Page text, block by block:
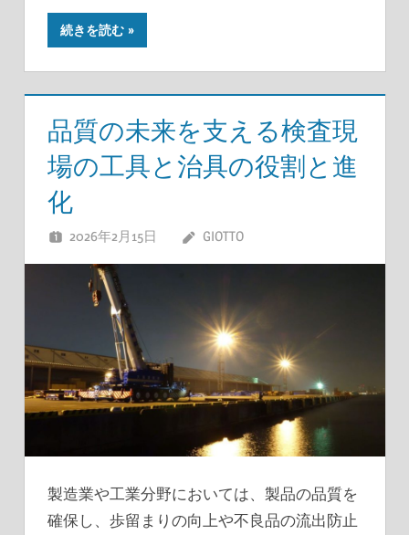
続きを読む
品質の未来を支える検査現
場の工具と治具の役割と進
化
2026年2月15日 GIOTTO
製造業や工業分野においては、製品の品質を
確保し、歩留まりの向上や不良品の流出防止